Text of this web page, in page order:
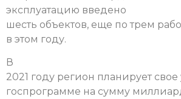
эксплуатацию введено
шесть объектов, еще по трем
в этом году.
В
2021 году регион планирует свое
госпрограмме на сумму